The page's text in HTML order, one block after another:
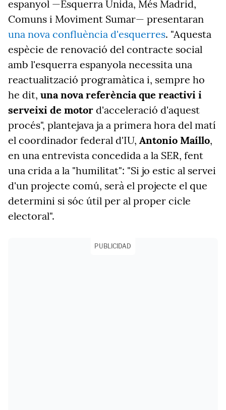
espanyol —Esquerra Unida, Més Madrid,
Comuns i Moviment Sumar— presentaran
una nova confluència d'esquerres. "Aquesta
espècie de renovació del contracte social
amb l'esquerra espanyola necessita una
reactualització programàtica i, sempre ho
he dit, una nova referència que reactivi i
serveixi de motor d'acceleració d'aquest
procés", plantejava ja a primera hora del matí
el coordinador federal d'IU, Antonio Maíllo,
en una entrevista concedida a la SER, fent
una crida a la "humilitat": "Si jo estic al servei
d'un projecte comú, serà el projecte el que
determini si sóc útil per al proper cicle
electoral".
PUBLICIDAD